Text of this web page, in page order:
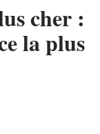
cher :
la plus